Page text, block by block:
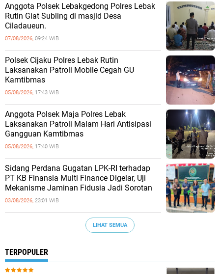
Anggota Polsek Lebakgedong Polres Lebak
Rutin Giat Subling di masjid Desa
Ciladaueun.
07/08/2026, 09:24 WIB
Polsek Cijaku Polres Lebak Rutin
Laksanakan Patroli Mobile Cegah GU
Kamtibmas
05/08/2026, 17:43 WIB
Anggota Polsek Maja Polres Lebak
Laksanakan Patroli Malam Hari Antisipasi
Gangguan Kamtibmas
05/08/2026, 17:40 WIB
Sidang Perdana Gugatan LPK-RI terhadap
PT KB Finansia Multi Finance Digelar, Uji
Mekanisme Jaminan Fidusia Jadi Sorotan
03/08/2026, 23:01 WIB
LIHAT SEMUA
TERPOPULER